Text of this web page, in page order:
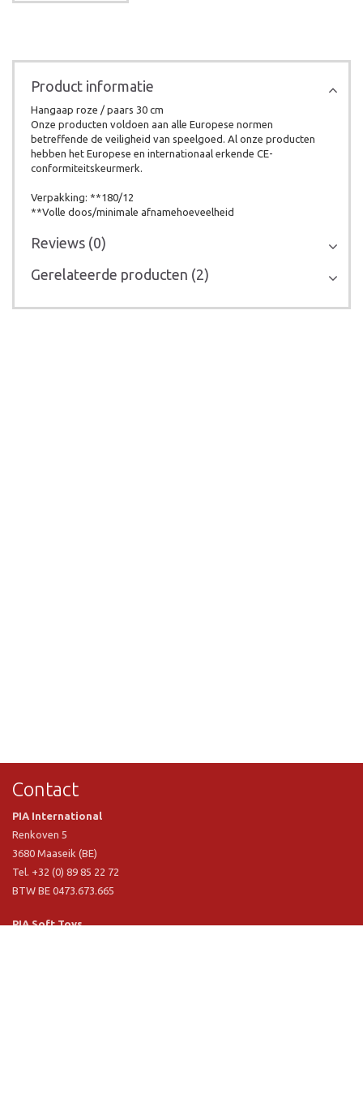
Product informatie
Hangaap roze / paars 30 cm
Onze producten voldoen aan alle Europese normen
betreffende de veiligheid van speelgoed. Al onze producten
hebben het Europese en internationaal erkende CE-
conformiteitskeurmerk.
Verpakking: **180/12
**Volle doos/minimale afnamehoeveelheid
Reviews (0)
Gerelateerde producten (2)
Contact
PIA International
Renkoven 5
3680 Maaseik (BE)
Tel. +32 (0) 89 85 22 72
BTW BE 0473.673.665
PIA Soft Toys